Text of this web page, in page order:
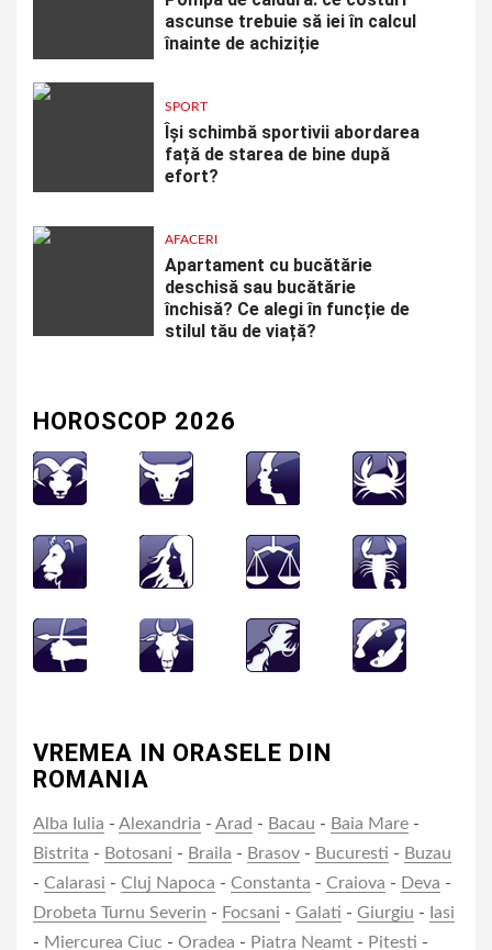
ascunse trebuie să iei în calcul
înainte de achiziție
SPORT
Își schimbă sportivii abordarea
față de starea de bine după
efort?
AFACERI
Apartament cu bucătărie
deschisă sau bucătărie
închisă? Ce alegi în funcție de
stilul tău de viață?
HOROSCOP 2026
VREMEA IN ORASELE DIN
ROMANIA
Alba Iulia - Alexandria - Arad - Bacau - Baia Mare -
Bistrita - Botosani - Braila - Brasov - Bucuresti - Buzau
- Calarasi - Cluj Napoca - Constanta - Craiova - Deva -
Drobeta Turnu Severin - Focsani - Galati - Giurgiu - Iasi
- Miercurea Ciuc - Oradea - Piatra Neamt - Pitesti -